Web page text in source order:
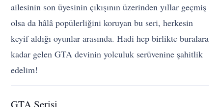
ailesinin son üyesinin çıkışının üzerinden yıllar geçmiş
olsa da hâlâ popülerliğini koruyan bu seri, herkesin
keyif aldığı oyunlar arasında. Hadi hep birlikte buralara
kadar gelen GTA devinin yolculuk serüvenine şahitlik
edelim!
GTA Serisi